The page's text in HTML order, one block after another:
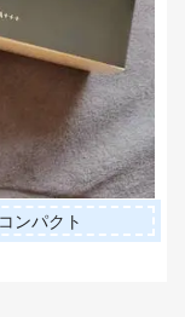
ンパクト